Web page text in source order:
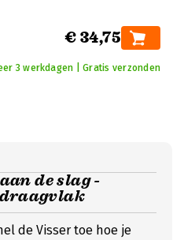
€ 34,75
3 werkdagen | Gratis verzonden
de slag -
de Visser toe hoe je